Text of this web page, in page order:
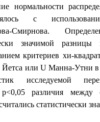
нормальности
с
Смирнова.
значимой разницы
критериев хи-
Йетса или U Манна-Утни
исследуемой
p<0,05 различия между
статистически